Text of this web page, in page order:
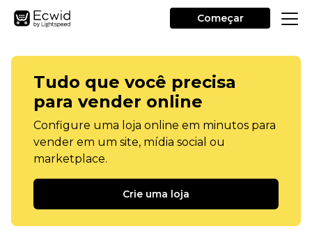
Começar
Tudo que você precisa
para vender online
Configure uma loja online em minutos para
vender em um site, mídia social ou
marketplace.
Crie uma loja